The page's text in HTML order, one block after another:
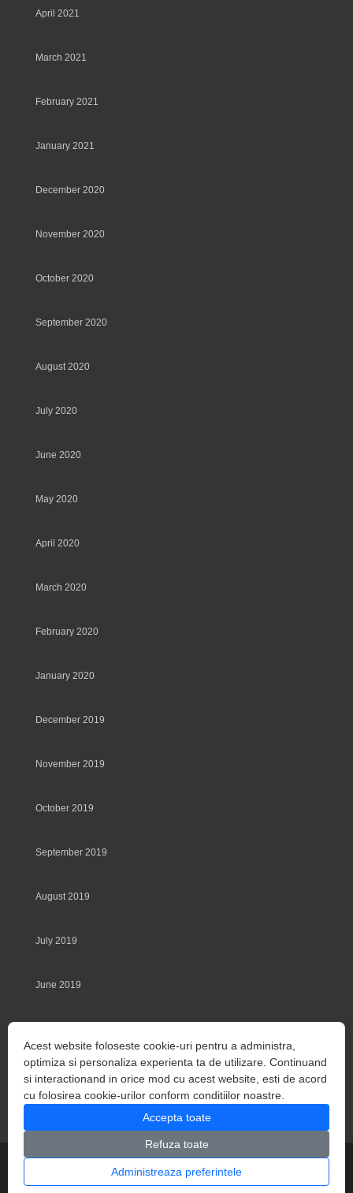
Acest website foloseste cookie-uri pentru a administra,
optimiza si personaliza experienta ta de utilizare. Continuand
si interactionand in orice mod cu acest website, esti de acord
cu folosirea cookie-urilor conform conditiilor noastre.
Accepta toate
Refuza toate
Administreaza preferintele
April 2021
March 2021
February 2021
January 2021
December 2020
November 2020
October 2020
September 2020
August 2020
July 2020
June 2020
May 2020
April 2020
March 2020
February 2020
January 2020
December 2019
November 2019
October 2019
September 2019
August 2019
July 2019
June 2019
March 2014
PartenerAlgabeth